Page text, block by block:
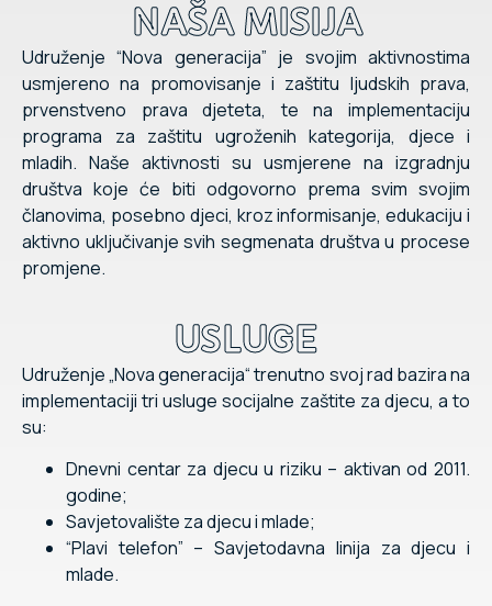
NAŠA MISIJA
Udruženje “Nova generacija” je svojim aktivnostima
usmjereno na promovisanje i zaštitu ljudskih prava,
prvenstveno prava djeteta, te na implementaciju
programa za zaštitu ugroženih kategorija, djece i
mladih. Naše aktivnosti su usmjerene na izgradnju
društva koje će biti odgovorno prema svim svojim
članovima, posebno djeci, kroz informisanje, edukaciju i
aktivno uključivanje svih segmenata društva u procese
promjene.
USLUGE
Udruženje „Nova generacija“ trenutno svoj rad bazira na
implementaciji tri usluge socijalne zaštite za djecu, a to
su:
Dnevni centar za djecu u riziku – aktivan od 2011.
godine;
Savjetovalište za djecu i mlade;
“Plavi telefon” – Savjetodavna linija za djecu i
mlade.